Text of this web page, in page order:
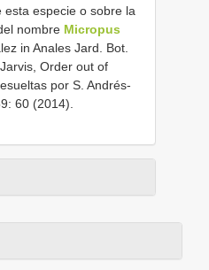
especie o sobre la
nombre Micropus
in Anales Jard. Bot.
Order out of
por S. Andrés-
60 (2014).